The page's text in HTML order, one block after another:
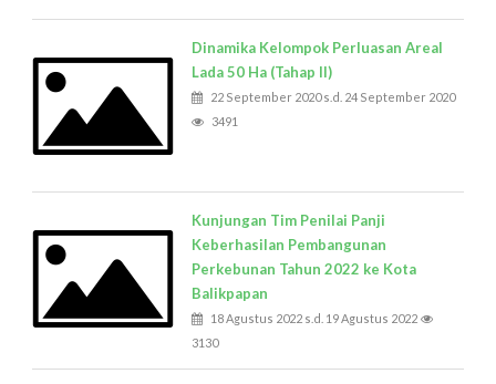
Dinamika Kelompok Perluasan Areal
Lada 50 Ha (Tahap II)
22 September 2020 s.d. 24 September 2020
3491
Kunjungan Tim Penilai Panji
Keberhasilan Pembangunan
Perkebunan Tahun 2022 ke Kota
Balikpapan
18 Agustus 2022 s.d. 19 Agustus 2022
3130